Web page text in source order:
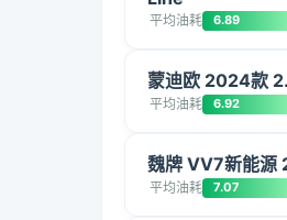
平均油耗 6.89
蒙迪欧 2024款
平均油耗 6.92
魏牌 VV7新能源
平均油耗 7.07